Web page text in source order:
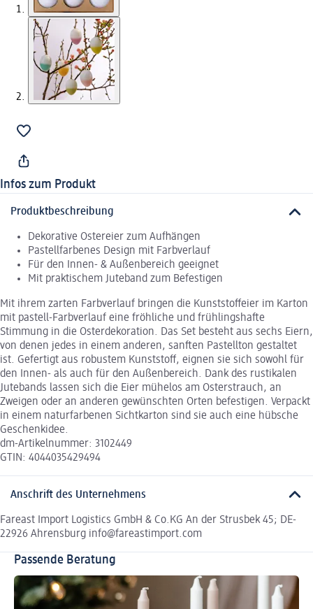
Infos zum Produkt
Produktbeschreibung
Dekorative Ostereier zum Aufhängen
Pastellfarbenes Design mit Farbverlauf
Für den Innen- & Außenbereich geeignet
Mit praktischem Juteband zum Befestigen
Mit ihrem zarten Farbverlauf bringen die Kunststoffeier im Karton
mit pastell-Farbverlauf eine fröhliche und frühlingshafte
Stimmung in die Osterdekoration. Das Set besteht aus sechs Eiern,
von denen jedes in einem anderen, sanften Pastellton gestaltet
ist. Gefertigt aus robustem Kunststoff, eignen sie sich sowohl für
den Innen- als auch für den Außenbereich. Dank des rustikalen
Jutebands lassen sich die Eier mühelos am Osterstrauch, an
Zweigen oder an anderen gewünschten Orten befestigen. Verpackt
in einem naturfarbenen Sichtkarton sind sie auch eine hübsche
Geschenkidee.
dm-Artikelnummer: 3102449
GTIN: 4044035429494
Anschrift des Unternehmens
Fareast Import Logistics GmbH & Co.KG An der Strusbek 45; DE-
22926 Ahrensburg info@fareastimport.com
Passende Beratung